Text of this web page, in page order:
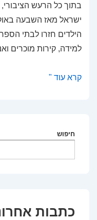
בתוך כל הרעש
ישראל מאז השבעה
הילדים חזרו לבתי
למידה, קירות מוכרים
מגדלור
חינוכי
קרא עוד "
חיפוש
כתבות